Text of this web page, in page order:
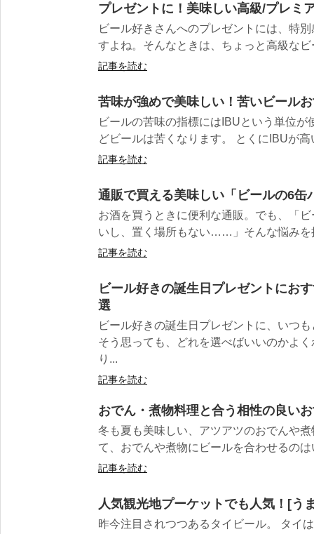
プレゼントに！美味しい高級/プレミ
ビール好きさんへのプレゼントには、特
すよね。そんなときは、ちょっと高級な
記事を読む
苦味が強めで美味しい！苦いビール
ビールの苦味の指標にはIBUという単位
どビールは苦くなります。 とくにIBUが
記事を読む
通販で買える美味しい「ビールの6缶
お酒を買うときに便利な通販。でも、「
いし、置く場所もない……」そんな悩みを
記事を読む
ビール好きの誕生日プレゼントにお
選
ビール好きの誕生日プレゼントに、いつ
そう思っても、どれを選べばいいのかよ
り...
記事を読む
おでん・煮物料理と合う相性の良い
冬も夏も美味しい、アツアツのおでんや
て、おでんや煮物にビールを合わせるの
記事を読む
人気観光地プーケットでも人気！[う
昨今注目されつつあるタイビール。 タイ